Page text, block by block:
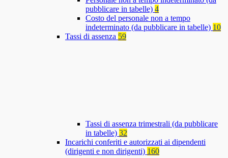
pubblicare in tabelle) 4
Costo del personale non a tempo
indeterminato (da pubblicare in tabelle) 10
Tassi di assenza 59
Tassi di assenza trimestrali (da pubblicare
in tabelle) 32
Incarichi conferiti e autorizzati ai dipendenti
(dirigenti e non dirigenti) 160